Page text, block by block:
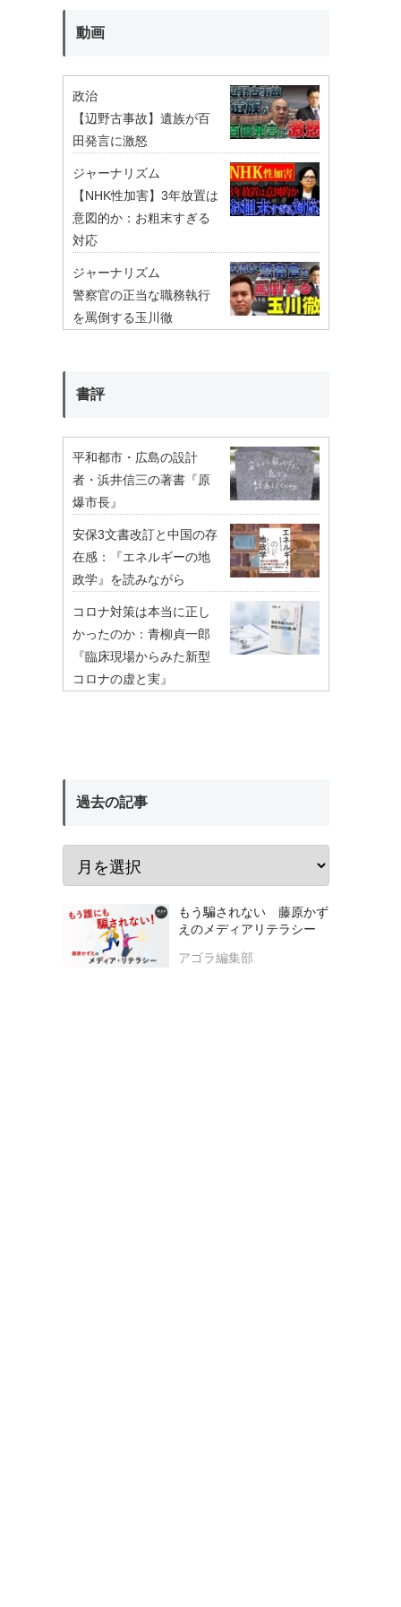
動画
政治
【辺野古事故】遺族が百
田発言に激怒
ジャーナリズム
【NHK性加害】3年放置は
意図的か：お粗末すぎる
対応
ジャーナリズム
警察官の正当な職務執行
を罵倒する玉川徹
書評
平和都市・広島の設計
者・浜井信三の著書『原
爆市長』
安保3文書改訂と中国の存
在感：『エネルギーの地
政学』を読みながら
コロナ対策は本当に正し
かったのか：青柳貞一郎
『臨床現場からみた新型
コロナの虚と実』
過去の記事
もう騙されない 藤原かず
えのメディアリテラシー
アゴラ編集部